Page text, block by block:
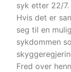
syk etter 22/7.
Hvis det er
seg til en
sykdommen
Fred over